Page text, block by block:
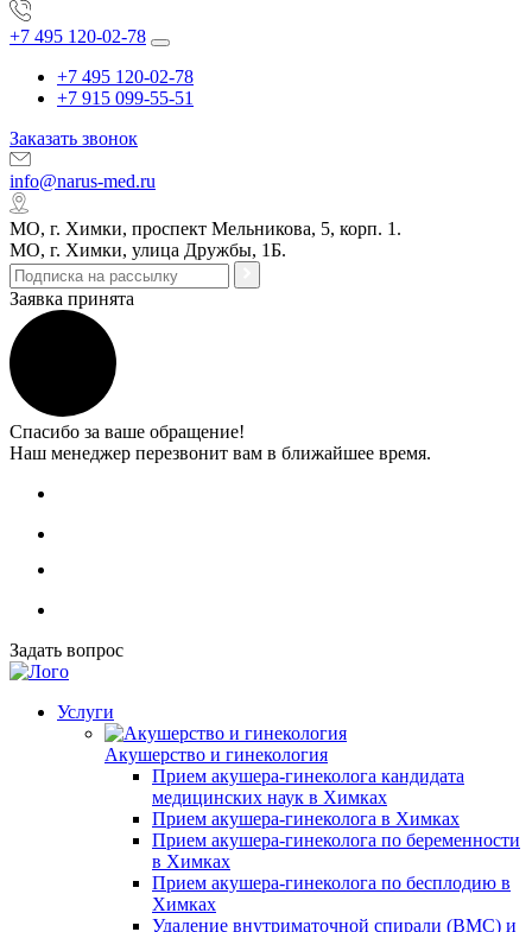
+7 495 120-02-78
+7 495 120-02-78
+7 915 099-55-51
Заказать звонок
info@narus-med.ru
МО, г. Химки, проспект Мельникова, 5, корп. 1.
МО, г. Химки, улица Дружбы, 1Б.
Заявка принята
Спасибо за ваше обращение!
Наш менеджер перезвонит вам в ближайшее время.
Задать вопрос
Услуги
Акушерство и гинекология
Прием акушера-гинеколога кандидата
медицинских наук в Химках
Прием акушера-гинеколога в Химках
Прием акушера-гинеколога по беременности
в Химках
Прием акушера-гинеколога по бесплодию в
Химках
Удаление внутриматочной спирали (ВМС) и